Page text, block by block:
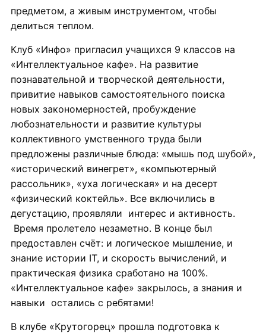
предметом, а живым инструментом, чтобы
делиться теплом.
Клуб «Инфо» пригласил учащихся 9 классов на
«Интеллектуальное кафе». На развитие
познавательной и творческой деятельности,
привитие навыков самостоятельного поиска
новых закономерностей, пробуждение
любознательности и развитие культуры
коллективного умственного труда были
предложены различные блюда: «мышь под шубой»,
«исторический винегрет», «компьютерный
рассольник», «уха логическая» и на десерт
«физический коктейль». Все включились в
дегустацию, проявляли интерес и активность.
Время пролетело незаметно. В конце был
предоставлен счёт: и логическое мышление, и
знание истории IT, и скорость вычислений, и
практическая физика сработано на 100%.
«Интеллектуальное кафе» закрылось, а знания и
навыки остались с ребятами!
В клубе «Крутогорец» прошла подготовка к